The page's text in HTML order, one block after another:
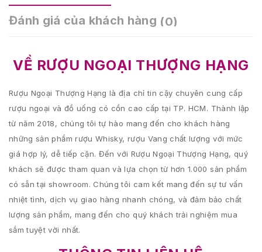
Đánh giá của khách hàng (0)
VỀ RƯỢU NGOẠI THƯỢNG HẠNG
Rượu Ngoại Thượng Hạng là địa chỉ tin cậy chuyên cung cấp
rượu ngoại và đồ uống có cồn cao cấp tại TP. HCM. Thành lập
từ năm 2018, chúng tôi tự hào mang đến cho khách hàng
những sản phẩm rượu Whisky, rượu Vang chất lượng với mức
giá hợp lý, dễ tiếp cận. Đến với Rượu Ngoại Thượng Hạng, quý
khách sẽ được tham quan và lựa chọn từ hơn 1.000 sản phẩm
có sẵn tại showroom. Chúng tôi cam kết mang đến sự tư vấn
nhiệt tình, dịch vụ giao hàng nhanh chóng, và đảm bảo chất
lượng sản phẩm, mang đến cho quý khách trải nghiệm mua
sắm tuyệt vời nhất.